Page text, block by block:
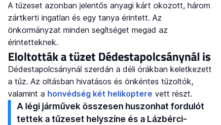
A tűzeset azonban jelentős anyagi kárt okozott, három
zártkerti ingatlan és egy tanya érintett. Az
önkormányzat minden segítséget megad az
érintetteknek.
Eloltották a tüzet Dédestapolcsánynál is
Dédestapolcsánynál szerdán a déli órákban keletkezett
a tűz. Az oltásban hivatásos és önkéntes tűzoltók,
valamint a honvédség két helikoptere vett részt.
A légi járművek összesen huszonhat fordulót
tettek a tűzeset helyszíne és a Lázbérci-